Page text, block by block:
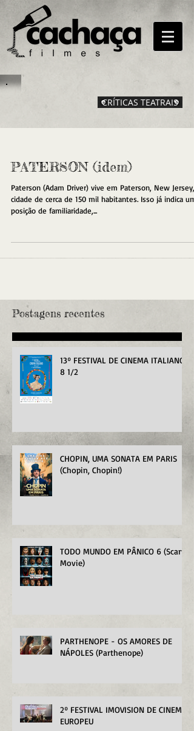
CRÍTICAS TEATRAIS
PATERSON (idem)
Paterson (Adam Driver) vive em Paterson, New Jersey,
cidade de cerca de 150 mil habitantes. Isso já indica uma
posição de familiaridade,...
Postagens recentes
13º FESTIVAL DE CINEMA ITALIANO
8 1/2
CHOPIN, UMA SONATA EM PARIS
(Chopin, Chopin!)
TODO MUNDO EM PÂNICO 6 (Scary
Movie)
PARTHENOPE - OS AMORES DE
NÁPOLES (Parthenope)
2º FESTIVAL IMOVISION DE CINEMA
EUROPEU